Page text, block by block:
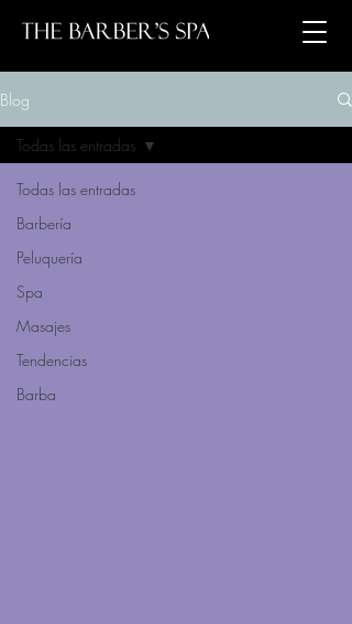
Blog
Todas las entradas
Barbería
Peluquería
Spa
Masajes
Tendencias
Barba
Todas las entradas